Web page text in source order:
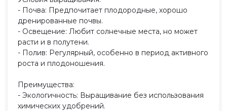
- Почва: Предпочитает плодородные, хорошо
дренированные почвы.
- Освещение: Любит солнечные места, но может
расти и в полутени.
- Полив: Регулярный, особенно в период активного
роста и плодоношения.
Преимущества:
- Экологичность: Выращивание без использования
химических удобрений.